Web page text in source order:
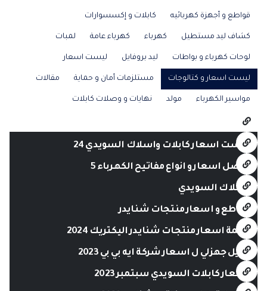
قواطع و أجهزة كهربائيه كابلات و إكسسوارات
كشاف ليد مستطيل كهرباء كهرباء عامة لمبات
لوحات كهرباء و بواطات ليد بروفايل ليست اسعار
ليست اسعار و كتالوجات مستلزمات أمان و حماية مقالات
مواسير الكهرباء مولد نهايات و وصلات كابلات
ليست اسعار كابلات واسلاك السويدي 24
افضل اسعار و انواع مفاتيح الكهرباء 5
أسلاك السويدي
قواطع و اسعار منتجات شنايدر
قائمة اسعار منتجات شنايدر اليكتريك 2024
دليل جهزلي ل اسعار شركة ايه بي بي 2023
أسعار كابلات السويدي سبتمبر 2023